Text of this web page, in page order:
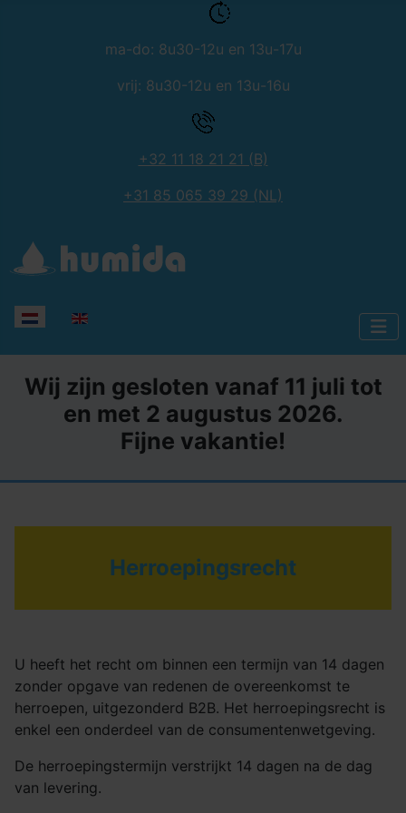
ma-do: 8u30-12u en 13u-17u
vrij: 8u30-12u en 13u-16u
+32 11 18 21 21 (B)
+31 85 065 39 29 (NL)
Selecteer de taal
Wij zijn gesloten vanaf 11 juli tot
en met 2 augustus 2026.
Fijne vakantie!
Herroepingsrecht
U heeft het recht om binnen een termijn van 14 dagen
zonder opgave van redenen de overeenkomst te
herroepen, uitgezonderd B2B. Het herroepingsrecht is
enkel een onderdeel van de consumentenwetgeving.
De herroepingstermijn verstrijkt 14 dagen na de dag
van levering.